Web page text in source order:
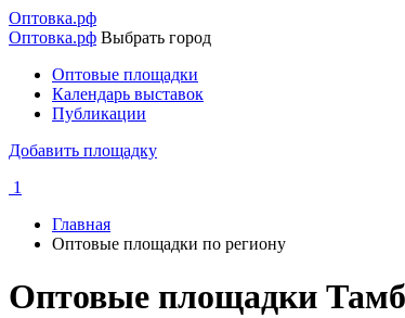
Перейти
к
содержанию
Оптовка.рф
Оптовка.рф Выбрать город
Основная
навигация
Оптовые площадки
Календарь выставок
Публикации
Добавить площадку
1
Строка
навигации
Главная
Оптовые площадки по региону
Оптовые площадки